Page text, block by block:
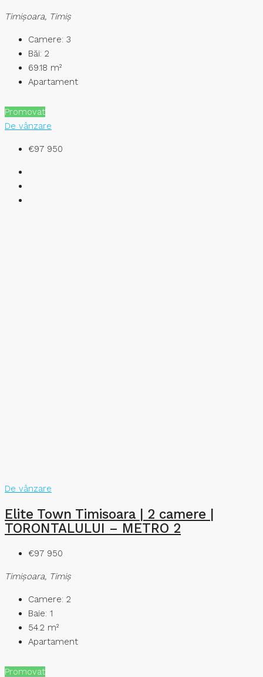
Timişoara, Timiș
Camere: 3
Băi: 2
69.18 m²
Apartament
Promovat
De vânzare
€97 950
De vânzare
Elite Town Timisoara | 2 camere |
TORONTALULUI – METRO 2
€97 950
Timişoara, Timiș
Camere: 2
Baie: 1
54.2 m²
Apartament
Promovat